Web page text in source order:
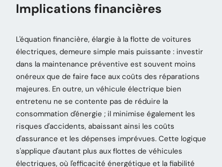
Implications financières
L'équation financière, élargie à la flotte de voitures
électriques, demeure simple mais puissante : investir
dans la maintenance préventive est souvent moins
onéreux que de faire face aux coûts des réparations
majeures. En outre, un véhicule électrique bien
entretenu ne se contente pas de réduire la
consommation d'énergie ; il minimise également les
risques d'accidents, abaissant ainsi les coûts
d'assurance et les dépenses imprévues. Cette logique
s'applique d'autant plus aux flottes de véhicules
électriques, où l'efficacité énergétique et la fiabilité